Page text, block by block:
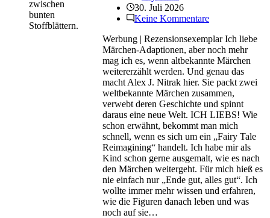
30. Juli 2026
Keine Kommentare
Werbung | Rezensionsexemplar Ich liebe
Märchen-Adaptionen, aber noch mehr
mag ich es, wenn altbekannte Märchen
weitererzählt werden. Und genau das
macht Alex J. Nitrak hier. Sie packt zwei
weltbekannte Märchen zusammen,
verwebt deren Geschichte und spinnt
daraus eine neue Welt. ICH LIEBS! Wie
schon erwähnt, bekommt man mich
schnell, wenn es sich um ein „Fairy Tale
Reimagining“ handelt. Ich habe mir als
Kind schon gerne ausgemalt, wie es nach
den Märchen weitergeht. Für mich hieß es
nie einfach nur „Ende gut, alles gut“. Ich
wollte immer mehr wissen und erfahren,
wie die Figuren danach leben und was
noch auf sie…